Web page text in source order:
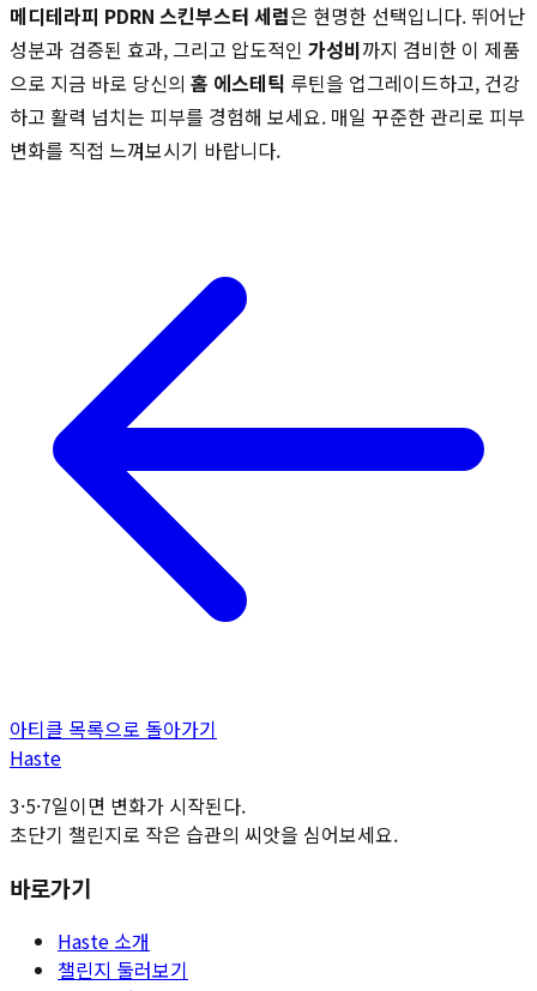
메디테라피 PDRN 스킨부스터 세럼은 현명한 선택입니다. 뛰어난
성분과 검증된 효과, 그리고 압도적인 가성비까지 겸비한 이 제품
으로 지금 바로 당신의 홈 에스테틱 루틴을 업그레이드하고, 건강
하고 활력 넘치는 피부를 경험해 보세요. 매일 꾸준한 관리로 피부
변화를 직접 느껴보시기 바랍니다.
아티클 목록으로 돌아가기
Haste
3·5·7일이면 변화가 시작된다.
초단기 챌린지로 작은 습관의 씨앗을 심어보세요.
바로가기
Haste 소개
챌린지 둘러보기